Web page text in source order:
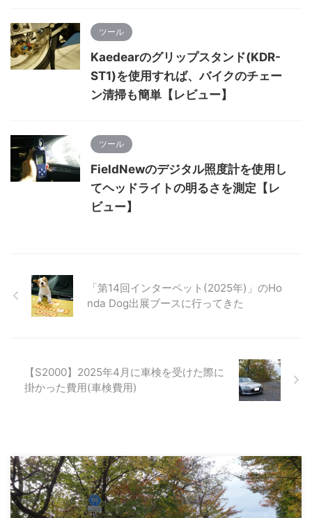
ツール
Kaedearのグリップスタンド(KDR-
ST1)を使用すれば、バイクのチェー
ン清掃も簡単【レビュー】
ツール
FieldNewのデジタル照度計を使用し
てヘッドライトの明るさを測定【レ
ビュー】
「第14回インターペット(2025年)」のHo
nda Dog出展ブースに行ってきた
【S2000】2025年4月に車検を受けた際に
掛かった費用(車検費用)